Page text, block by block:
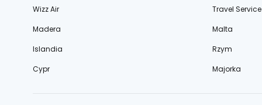
Wizz Air
Travel Service
Madera
Malta
Islandia
Rzym
Cypr
Majorka